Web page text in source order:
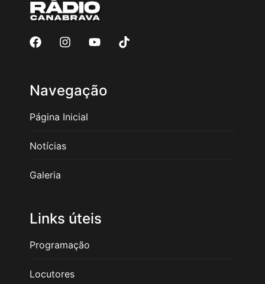
Navegação
Página Inicial
Notícias
Galeria
Links úteis
Programação
Locutores